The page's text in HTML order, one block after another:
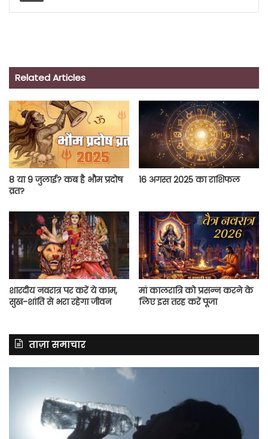
Related Articles
8 या 9 जुलाई? कब है भौम प्रदोष
व्रत?
16 अगस्त 2025 का राशिफल
शारदीय नवरात्र पर करें ये काम,
सुख-शांति से भरा रहेगा जीवन
मां कालरात्रि को प्रसन्न करने के
लिए इस तरह करें पूजा
ताज़ा समाचार